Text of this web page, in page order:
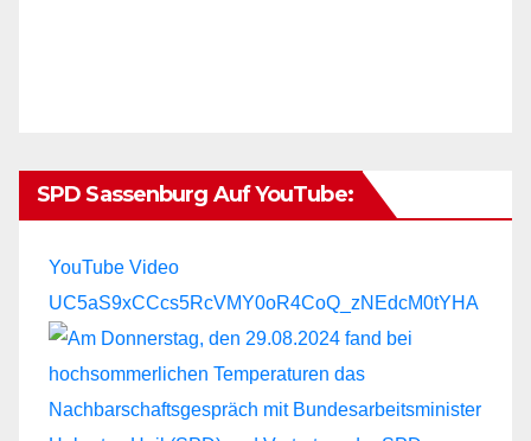
SPD Sassenburg Auf YouTube:
YouTube Video
UC5aS9xCCcs5RcVMY0oR4CoQ_zNEdcM0tYHA